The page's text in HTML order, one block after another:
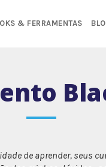
& FERRAMENTAS
de aprender, seus